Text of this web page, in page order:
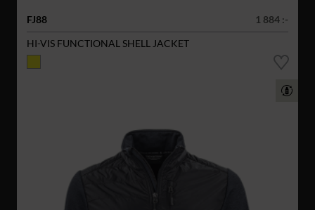
FJ88
1 884 :-
HI-VIS FUNCTIONAL SHELL JACKET